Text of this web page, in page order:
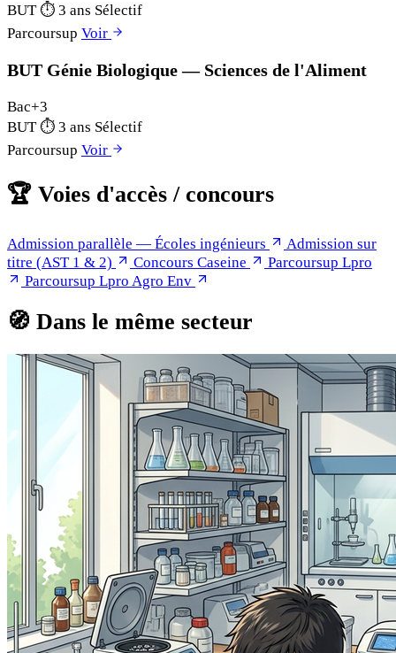
BUT ⏱ 3 ans Sélectif
Parcoursup Voir
BUT Génie Biologique — Sciences de l'Aliment
Bac+3
BUT ⏱ 3 ans Sélectif
Parcoursup Voir
🏆 Voies d'accès / concours
Admission parallèle — Écoles ingénieurs
Admission sur
titre (AST 1 & 2)
Concours Caseine
Parcoursup Lpro
Parcoursup Lpro Agro Env
🧭 Dans le même secteur